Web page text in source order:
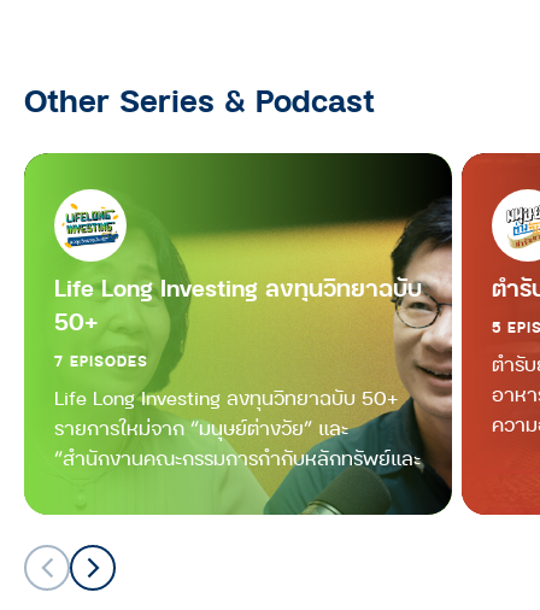
ของไทย วัย 58 ปี สู่นักกีฬาเก็บขยะ :
THE O IDOL
อยู่เถื่อนโฮมสเตย์กลางป่า@เชียงดาว
ที่พักหลักร้อย วิวหลักล้าน : The O
Idol season 2
“เฮียยุทธ” ผู้ใช้ล้อขับเคลื่อนอุดมการณ์
‘ดำเนินแคร์รีสอร์ท’ : The O Idol
season 2
Other Series & Podcast
Life Long Investing ลงทุนวิทยาฉบับ
50+
7 EPISODES
Life Long Investing ลงทุนวิทยาฉบับ 50+
รายการใหม่จาก “มนุษย์ต่างวัย” และ
“สำนักงานคณะกรรมการกำกับหลักทรัพย์และ
ตลาดหลักทรัพย์” (ก.ล.ต.)
ตำรั
5
ตำรั
อาห
ควา